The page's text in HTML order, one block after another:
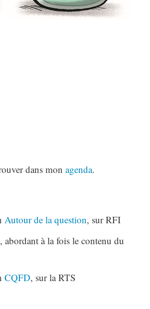
dans mon agenda.
Autour de la question, sur RFI
à la fois le contenu du
CQFD, sur la RTS